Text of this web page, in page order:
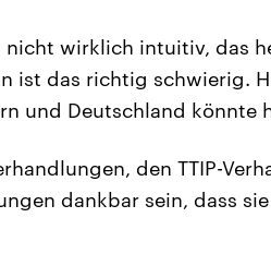
nicht wirklich intuitiv, das
ist das richtig schwierig.
und Deutschland könnte
den TTIP-
dankbar sein, dass